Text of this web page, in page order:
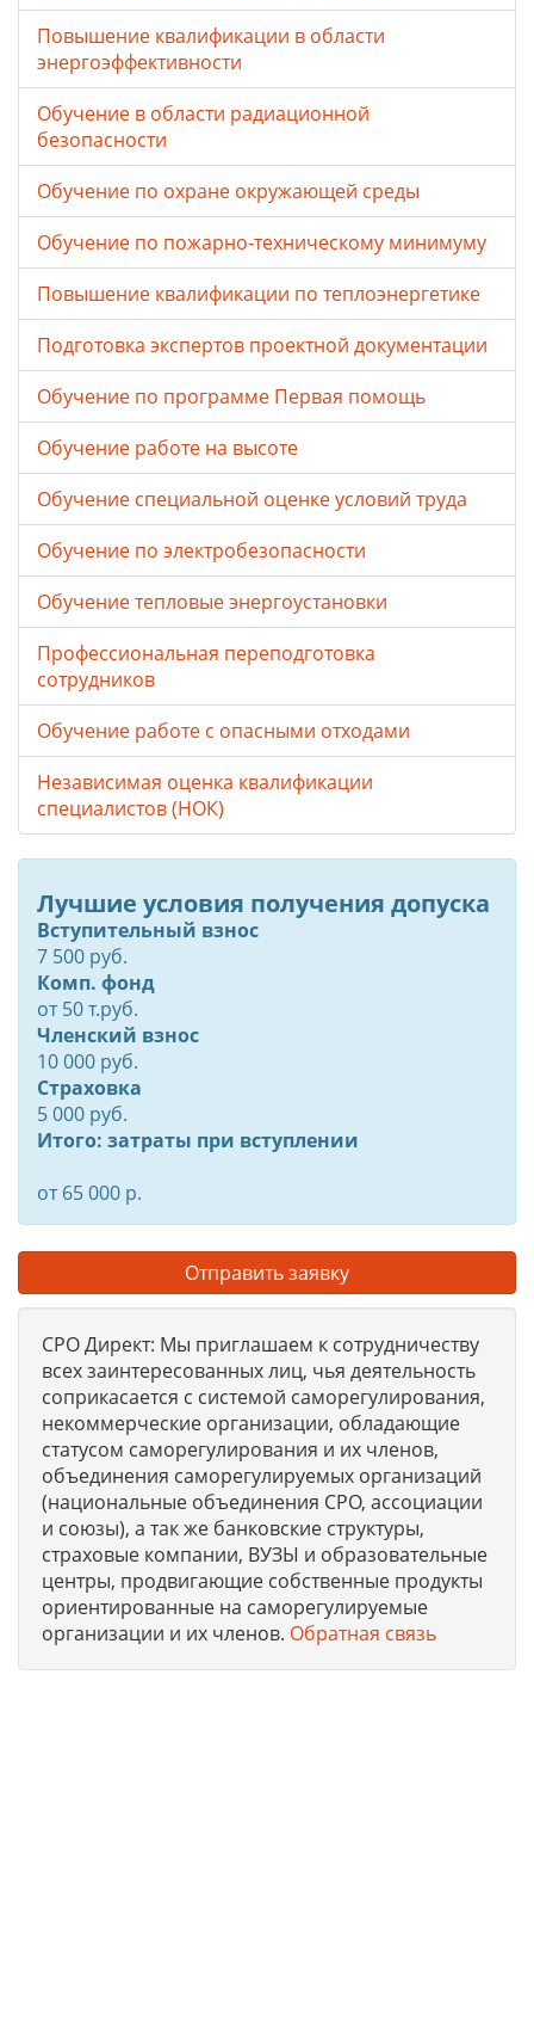
Повышение квалификации в области
энергоэффективности
Обучение в области радиационной
безопасности
Обучение по охране окружающей среды
Обучение по пожарно-техническому минимуму
Повышение квалификации по теплоэнергетике
Подготовка экспертов проектной документации
Обучение по программе Первая помощь
Обучение работе на высоте
Обучение специальной оценке условий труда
Обучение по электробезопасности
Обучение тепловые энергоустановки
Профессиональная переподготовка
сотрудников
Обучение работе с опасными отходами
Независимая оценка квалификации
специалистов (НОК)
Лучшие условия получения допуска
Вступительный взнос
7 500 руб.
Комп. фонд
от50т.руб.
Членский взнос
10 000 руб.
Страховка
5 000 руб.
Итого: затраты при вступлении
от 65 000 р.
Отправить заявку
СРО Директ: Мы приглашаем к сотрудничеству
всех заинтересованных лиц, чья деятельность
соприкасается с системой саморегулирования,
некоммерческие организации, обладающие
статусом саморегулирования и их членов,
объединения саморегулируемых организаций
(национальные объединения СРО, ассоциации
и союзы), а так же банковские структуры,
страховые компании, ВУЗЫ и образовательные
центры, продвигающие собственные продукты
ориентированные на саморегулируемые
организации и их членов. Обратная связь